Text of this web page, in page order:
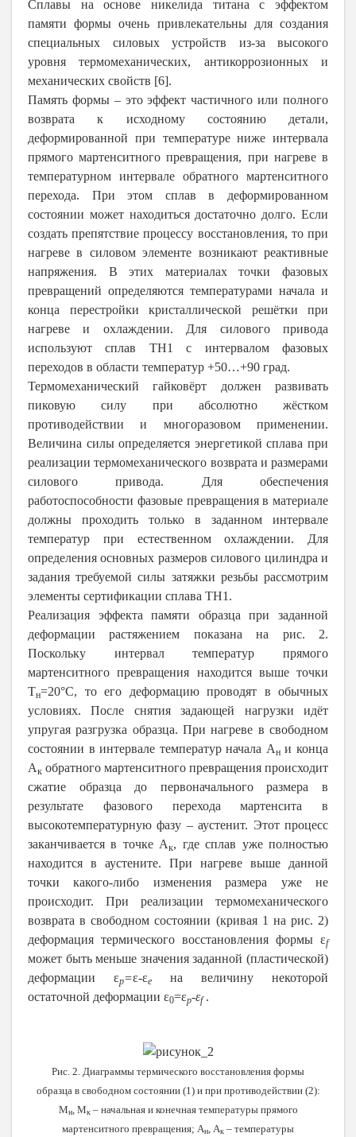
Сплавы на основе никелида титана с эффектом
памяти формы очень привлекательны для создания
специальных силовых устройств из-за высокого
уровня термомеханических, антикоррозионных и
механических свойств [6].
Память формы – это эффект частичного или полного
возврата к исходному состоянию детали,
деформированной при температуре ниже интервала
прямого мартенситного превращения, при нагреве в
температурном интервале обратного мартенситного
перехода. При этом сплав в деформированном
состоянии может находиться достаточно долго. Если
создать препятствие процессу восстановления, то при
нагреве в силовом элементе возникают реактивные
напряжения. В этих материалах точки фазовых
превращений определяются температурами начала и
конца перестройки кристаллической решётки при
нагреве и охлаждении. Для силового привода
используют сплав ТН1 с интервалом фазовых
переходов в области температур +50…+90 град.
Термомеханический гайковёрт должен развивать
пиковую силу при абсолютно жёстком
противодействии и многоразовом применении.
Величина силы определяется энергетикой сплава при
реализации термомеханического возврата и размерами
силового привода. Для обеспечения
работоспособности фазовые превращения в материале
должны проходить только в заданном интервале
температур при естественном охлаждении. Для
определения основных размеров силового цилиндра и
задания требуемой силы затяжки резьбы рассмотрим
элементы сертификации сплава ТН1.
Реализация эффекта памяти образца при заданной
деформации растяжением показана на рис. 2.
Поскольку интервал температур прямого
мартенситного превращения находится выше точки
Тн=20°С, то его деформацию проводят в обычных
условиях. После снятия задающей нагрузки идёт
упругая разгрузка образца. При нагреве в свободном
состоянии в интервале температур начала Ани конца
Ак обратного мартенситного превращения происходит
сжатие образца до первоначального размера в
результате фазового перехода мартенсита в
высокотемпературную фазу – аустенит. Этот процесс
заканчивается в точке Ак, где сплав уже полностью
находится в аустените. При нагреве выше данной
точки какого-либо изменения размера уже не
происходит. При реализации термомеханического
возврата в свободном состоянии (кривая 1 на рис. 2)
деформация термического восстановления формы εf
может быть меньше значения заданной (пластической)
деформации εp=ε-εe
на величину некоторой
остаточной деформации ε0=εp-εf.
Рис. 2. Диаграммы термического восстановления формы
образца в свободном состоянии (1) и при противодействии (2):
Мн, Мк– начальная и конечная температуры прямого
мартенситного превращения; Ан , Ак – температуры